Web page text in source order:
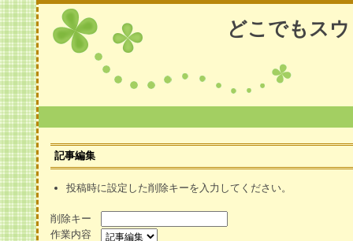
どこでもス
記事編集
投稿時に設定した削除キーを入力してください。
削除キー
作業内容